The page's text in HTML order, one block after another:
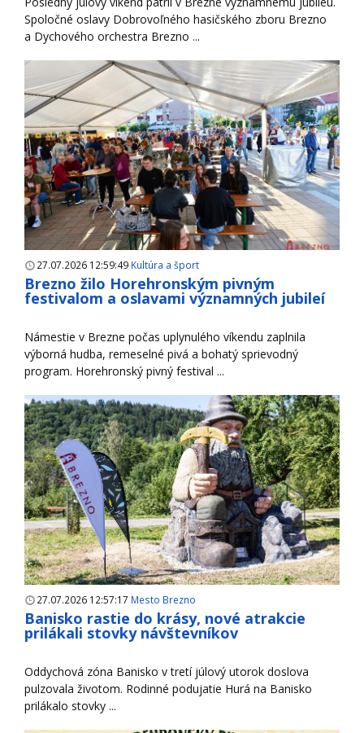
Spoločné oslavy Dobrovoľného hasičského zboru Brezno
a Dychového orchestra Brezno ...
27.07.2026 12:59:49 Kultúra a šport
Brezno žilo Horehronským pivným
festivalom a oslavami významných jubileí
Námestie v Brezne počas uplynulého víkendu zaplnila
výborná hudba, remeselné pivá a bohatý sprievodný
program. Horehronský pivný festival ...
27.07.2026 12:57:17 Mesto Brezno
Banisko rastie do krásy, nové atrakcie
prilákali stovky návštevníkov
Oddychová zóna Banisko v tretí júlový utorok doslova
pulzovala životom. Rodinné podujatie Hurá na Banisko
prilákalo stovky ...